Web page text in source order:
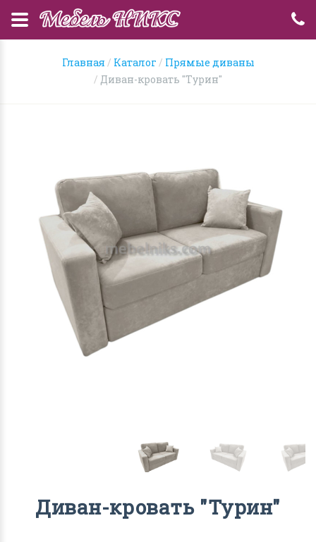
Главная Каталог
Прямые диваны
Диван-кровать "Турин"
Диван-кровать "Турин"